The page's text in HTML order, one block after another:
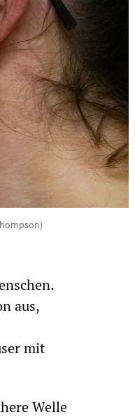
aus,
mit
Welle